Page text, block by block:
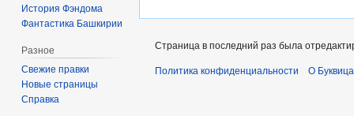
История Фэндома
Фантастика Башкирии
Разное
Свежие правки
Новые страницы
Справка
Страница в последний раз была
Политика конфиденциальности О Буквица